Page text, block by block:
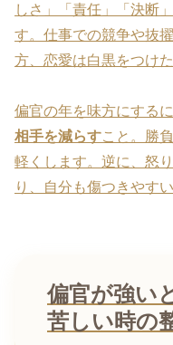
しさ」「責任」「決断
す。仕事での競争や抜
方、恋愛は白黒をつけ
偏官の年を味方にするに
相手を減らすこと。勝
軽くします。逆に、怒
り、自分も傷つきやす
偏官が強い
苦しい時の